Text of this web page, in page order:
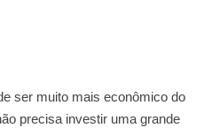
ser muito mais econômico do
precisa investir uma grande